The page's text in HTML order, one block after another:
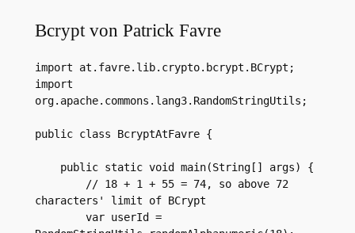
Bcrypt von Patrick Favre
import at.favre.lib.crypto.bcrypt.BCrypt;
import
org.apache.commons.lang3.RandomStringUtils;
public class BcryptAtFavre {
    public static void main(String[] args) {
characters' limit of BCrypt